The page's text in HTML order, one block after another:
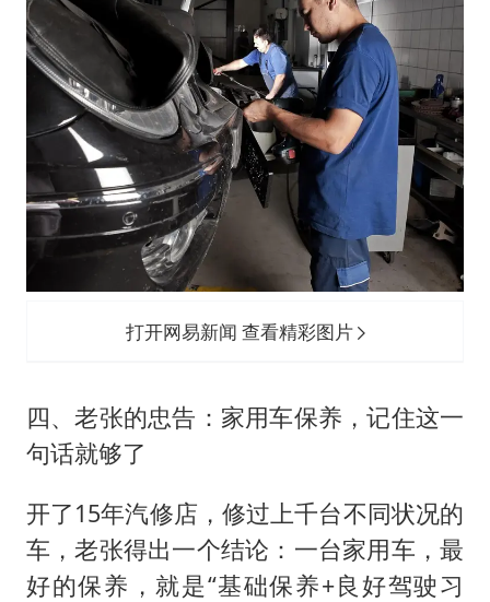
打开网易新闻 查看精彩图片
四、老张的忠告：家用车保养，记住这一
句话就够了
开了15年汽修店，修过上千台不同状况的
车，老张得出一个结论：一台家用车，最
好的保养，就是“基础保养+良好驾驶习